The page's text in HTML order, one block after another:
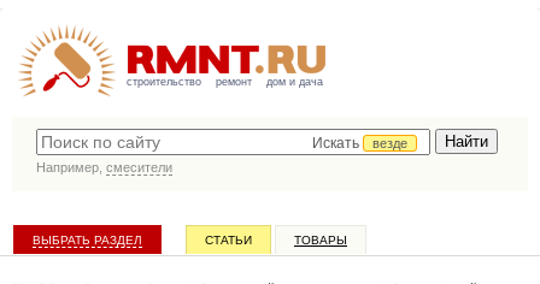
строительство ремонт дом и дача
Искать
везде
Например, смесители
ВЫБРАТЬ РАЗДЕЛ СТАТЬИ ТОВАРЫ